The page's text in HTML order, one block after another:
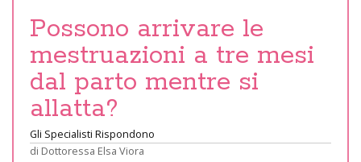
Possono arrivare le
mestruazioni a tre mesi
dal parto mentre si
allatta?
Gli Specialisti Rispondono
di Dottoressa Elsa Viora